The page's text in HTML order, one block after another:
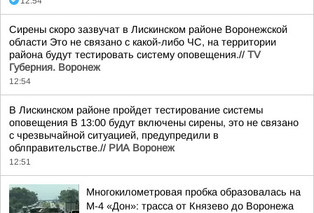
Сирены скоро зазвучат в Лискинском районе Воронежской
области Это не связано с какой-либо ЧС, на территории
района будут тестировать систему оповещения.// TV
Губерния. Воронеж
12:54
В Лискинском районе пройдет тестирование системы
оповещения В 13:00 будут включены сирены, это не связано
с чрезвычайной ситуацией, предупредили в
облправительстве.// РИА Воронеж
12:51
Многокилометровая пробка образовалась на
М-4 «Дон»: трасса от Князево до Воронежа